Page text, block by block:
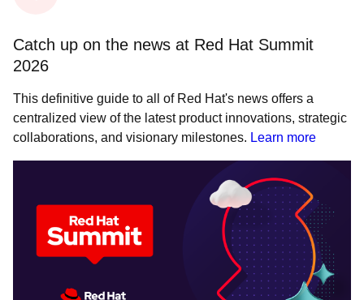
Catch up on the news at Red Hat Summit
2026
This definitive guide to all of Red Hat's news offers a
centralized view of the latest product innovations, strategic
collaborations, and visionary milestones. Learn more